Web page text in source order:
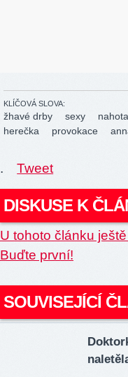
KLÍČOVÁ SLOVA:
žhavé drby sexy nahota
herečka
provokace
. Tweet
DISKUSE K
U tohoto článku
Buďte první!
SOUVISEJÍCÍ